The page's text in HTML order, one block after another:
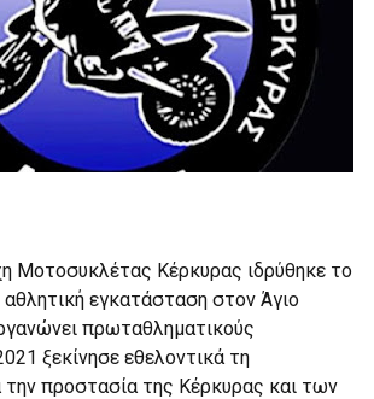
Μοτοσυκλέτας Κέρκυρας ιδρύθηκε το
εγκατάσταση στον Άγιο
πρωταθληματικούς
ξεκίνησε εθελοντικά τη
την προστασία της Κέρκυρας και των